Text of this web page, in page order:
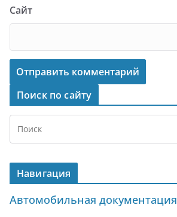
Сайт
Поиск по сайту
Навигация
Автомобильная документация